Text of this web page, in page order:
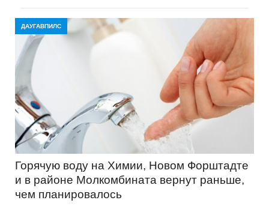
ДАУГАВПИЛС
Горячую воду на Химии, Новом Форштадте
и в районе Молкомбината вернут раньше,
чем планировалось